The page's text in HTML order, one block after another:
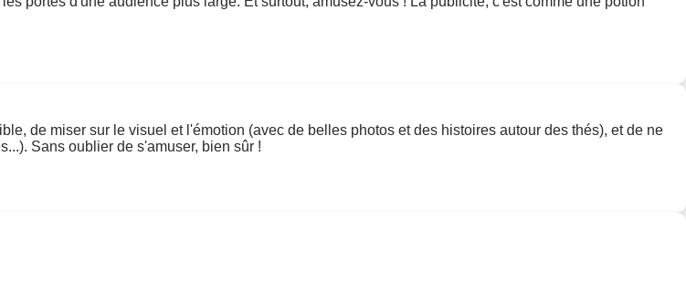
de miser sur le visuel et l'émotion (avec de belles photos et des histoires autour des thés), et de ne
Sans oublier de s'amuser, bien sûr !